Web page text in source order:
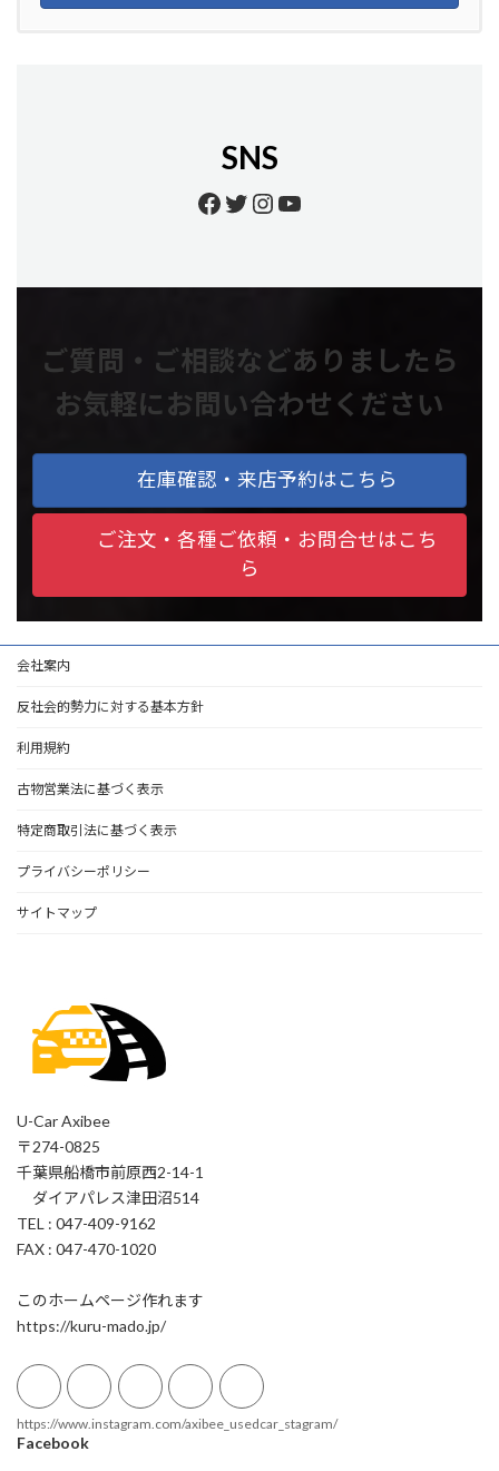
SNS
Facebook
Twitter
Instagram
YouTube
ご質問・ご相談などありましたら
お気軽にお問い合わせください
在庫確認・来店予約はこちら
ご注文・各種ご依頼・お問合せはこち
ら
会社案内
反社会的勢力に対する基本方針
利用規約
古物営業法に基づく表示
特定商取引法に基づく表示
プライバシーポリシー
サイトマップ
U-Car Axibee
〒274-0825
千葉県船橋市前原西2-14-1
ダイアパレス津田沼514
TEL : 047-409-9162
FAX : 047-470-1020
このホームページ作れます
https://kuru-mado.jp/
https://www.instagram.com/axibee_usedcar_stagram/
Facebook